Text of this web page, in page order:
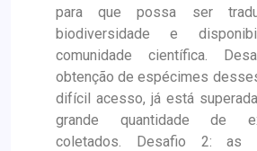
para que possa ser
biodiversidade e
comunidade científica.
obtenção de espécimes
difícil acesso, já está
grande quantidade de
coletados. Desafio 2: as